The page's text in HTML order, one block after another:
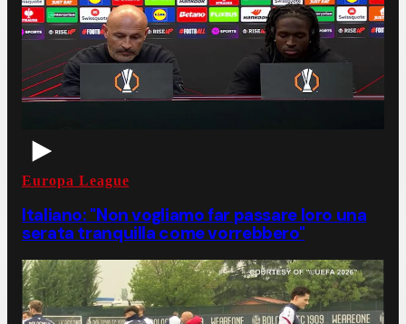
Europa League
Italiano: "Non vogliamo far passare loro una
serata tranquilla come vorrebbero"